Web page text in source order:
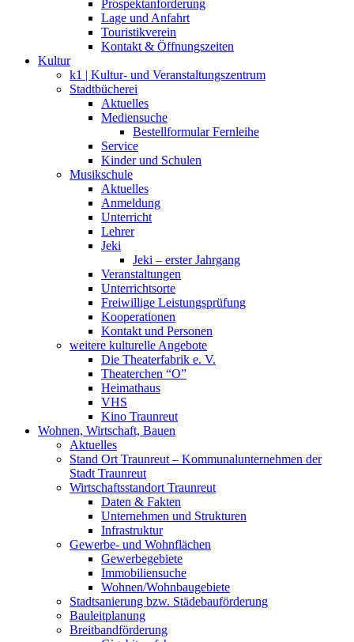
Prospektanforderung
Lage und Anfahrt
Touristikverein
Kontakt & Öffnungszeiten
Kultur
k1 | Kultur- und Veranstaltungszentrum
Stadtbücherei
Aktuelles
Mediensuche
Bestellformular Fernleihe
Service
Kinder und Schulen
Musikschule
Aktuelles
Anmeldung
Unterricht
Lehrer
Jeki
Jeki – erster Jahrgang
Veranstaltungen
Unterrichtsorte
Freiwillige Leistungsprüfung
Kooperationen
Kontakt und Personen
weitere kulturelle Angebote
Die Theaterfabrik e. V.
Theaterchen “O”
Heimathaus
VHS
Kino Traunreut
Wohnen, Wirtschaft, Bauen
Aktuelles
Stand Ort Traunreut – Kommunalunternehmen der
Stadt Traunreut
Wirtschaftsstandort Traunreut
Daten & Fakten
Unternehmen und Strukturen
Infrastruktur
Gewerbe- und Wohnflächen
Gewerbegebiete
Immobiliensuche
Wohnen/Wohnbaugebiete
Stadtsanierung bzw. Städebauförderung
Bauleitplanung
Breitbandförderung